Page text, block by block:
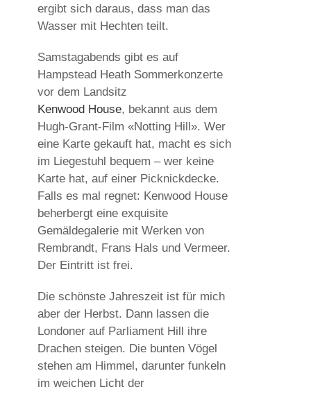
ergibt sich daraus, dass man das
Wasser mit Hechten teilt.
Samstagabends gibt es auf
Hampstead Heath Sommerkonzerte
vor dem Landsitz
Kenwood House, bekannt aus dem
Hugh-Grant-Film «Notting Hill». Wer
eine Karte gekauft hat, macht es sich
im Liegestuhl bequem – wer keine
Karte hat, auf einer Picknickdecke.
Falls es mal regnet: Kenwood House
beherbergt eine exquisite
Gemäldegalerie mit Werken von
Rembrandt, Frans Hals und Vermeer.
Der Eintritt ist frei.
Die schönste Jahreszeit ist für mich
aber der Herbst. Dann lassen die
Londoner auf Parliament Hill ihre
Drachen steigen. Die bunten Vögel
stehen am Himmel, darunter funkeln
im weichen Licht der